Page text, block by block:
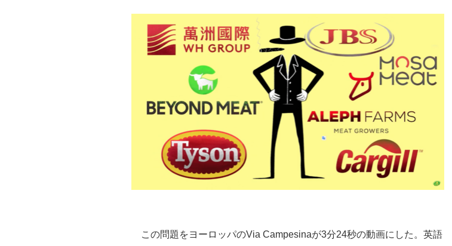
この問題をヨーロッパのVia Campesinaが3分24秒の動画にした。英語